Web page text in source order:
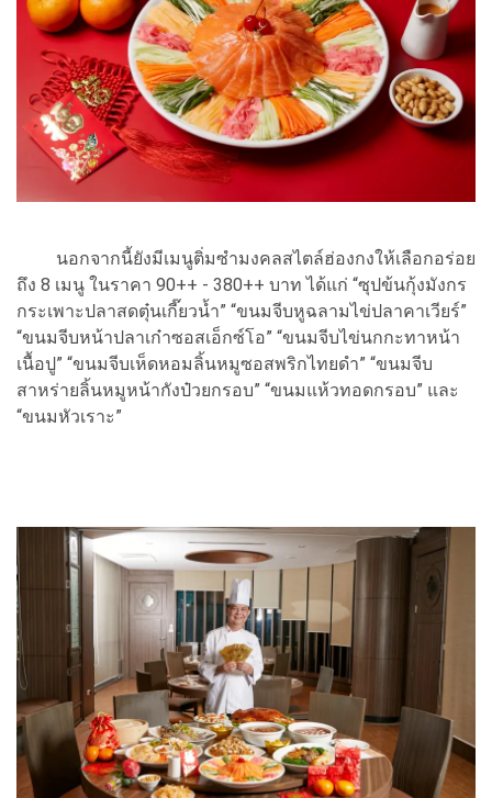
นอกจากนี้ยังมีเมนูติ่มซำมงคลสไตล์ฮ่องกงให้เลือกอร่อย
ถึง 8 เมนู ในราคา 90++ - 380++ บาท ได้แก่ “ซุปข้นกุ้งมังกร
กระเพาะปลาสดตุ๋นเกี๊ยวน้ำ” “ขนมจีบหูฉลามไข่ปลาคาเวียร์”
“ขนมจีบหน้าปลาเก๋าซอสเอ็กซ์โอ” “ขนมจีบไข่นกกะทาหน้า
เนื้อปู” “ขนมจีบเห็ดหอมลิ้นหมูซอสพริกไทยดำ” “ขนมจีบ
สาหร่ายลิ้นหมูหน้ากังป๋วยกรอบ” “ขนมแห้วทอดกรอบ” และ
“ขนมหัวเราะ”